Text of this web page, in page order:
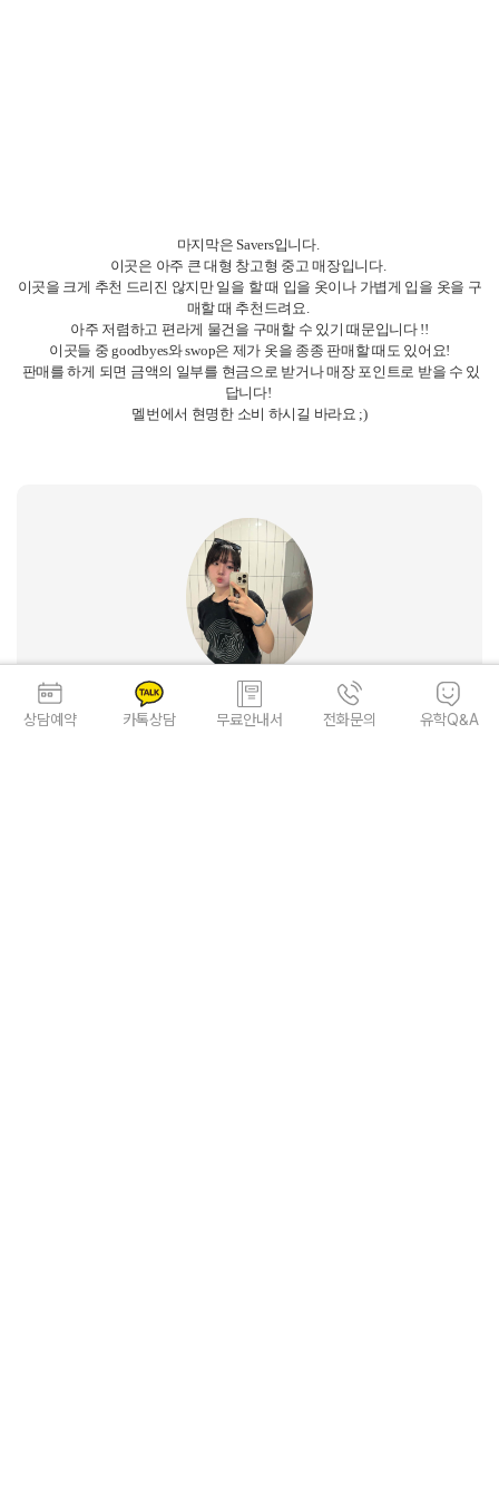
상담예약 카톡상담 무료안내서 전화문의 유학Q&A